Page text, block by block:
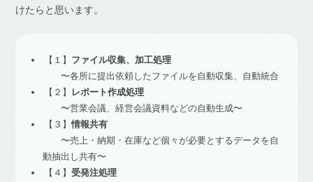
けたらと思います。
【１】 ファイル収集、加工処理
〜各所に提出依頼したファイルを自動収集、自動統合
【２】
レポート作成処理
〜営業会議、経営会議資料などの自動生成〜
【３】情報共有
〜売上・納期・在庫など個々が必要とするデータを自
動抽出し共有〜
【４】受発注処理